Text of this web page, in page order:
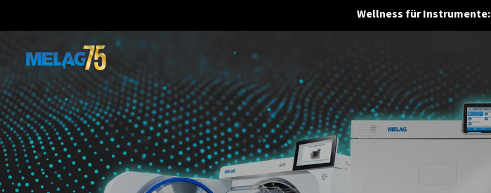
Wellness für Instrumente: